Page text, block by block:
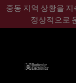
기
콘
바
글
중동 지역 상황을
정상적으로